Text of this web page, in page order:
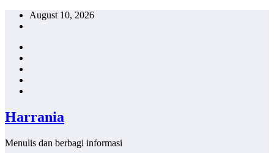
Skip
August 10, 2026
Harrania
Menulis dan berbagi informasi